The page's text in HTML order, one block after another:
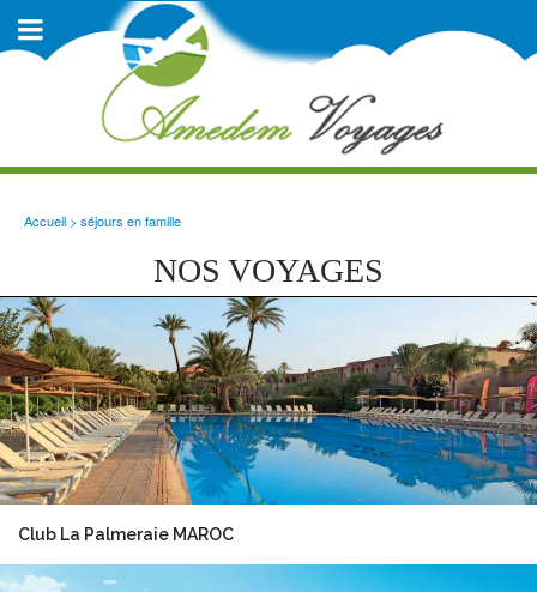
Accueil > séjours en famille
NOS VOYAGES
Club La Palmeraie MAROC